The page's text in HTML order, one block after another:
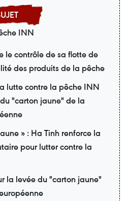
INN
le contrôle de sa flotte de
des produits de la pêche
lutte contre la pêche INN
"carton jaune" de la
» : Ha Tinh renforce la
pour lutter contre la
la levée du "carton jaune"